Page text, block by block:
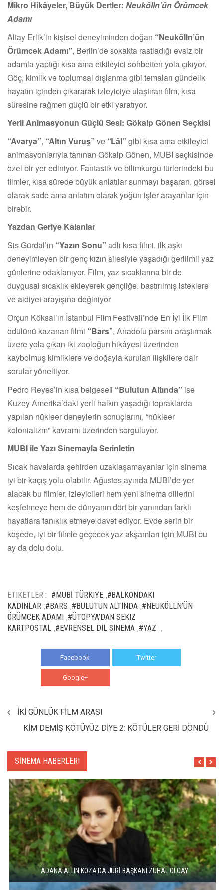
Mikro Hikâyeler, Büyük Dertler: Neukölln’ün Örümcek
Adamı
Altay Erlik’in kişisel deneyiminden doğan “Neukölln’ün
Örümcek Adamı”, Berlin’de sokakta rastladığı evsiz bir
adamla yaptığı kısa ama etkileyici sohbetten yola çıkıyor.
Göç, kimlik ve toplumsal dışlanma gibi temaları gündelik
hayatın içinden çıkararak izleyiciye ulaştıran film, kısa
süresine rağmen güçlü bir etki yaratıyor.
Yerli Animasyonun Güçlü Sesi: Gökalp Gönen Seçkisi
“Avarya”, “Altın Vuruş” ve “Lâl” gibi kısa ama etkileyici
animasyonlarıyla tanınan Gökalp Gönen, MUBI seçkisinde
özel bir yer ediniyor. Fantastik ve bilimkurgu türlerindeki bu
filmler, kısa sürede büyük anlatılar sunmayı başaran, görsel
olarak sade ama anlatım olarak yoğun işler arayanlar için
birebir.
Yazdan Geriye Kalanlar
Sis Gürdal’ın “Yazın Sonu” adlı kısa filmi, ilk aşkı
deneyimleyen bir genç kızın ailesiyle yaşadığı gerilimli yaz
günlerine odaklanıyor. Film, yaz sıcaklarına bir de
duygusal sıcaklık ekleyerek gençliğe, bastırılmış isteklere
ve aidiyet arayışına değiniyor.
Orçun Köksal’ın İstanbul Film Festivali’nde En İyi İlk Film
ödülünü kazanan filmi “Bars”, Anadolu parsını araştırmak
üzere yola çıkan iki zooloğun hikâyesi üzerinden
kaybolmuş kimliklere ve doğayla kurulan ilişkilere dair
sorular yöneltiyor.
Pedro Reyes’in kısa belgeseli “Bulutun Altında” ise
Kuzey Amerika’daki yerli halkın yaşadığı topraklarda
yapılan nükleer deneylerin sonuçlarını, “nükleer
kolonializm” kavramı üzerinden sorguluyor.
MUBI ile Yazı Sinemayla Serinletin
Sıcak havalarda şehirden uzaklaşamayanlar için sinema
iyi bir kaçış yolu olabilir. Ağustos ayında MUBI’de yer
alacak bu filmler, izleyicileri hem yeni sinema dillerini
keşfetmeye hem de dünyanın dört bir yanından farklı
hayatlara tanıklık etmeye davet ediyor. Evde serin bir
köşede, iyi bir filmle geçecek yaz akşamları için MUBI bu
ay da dolu dolu.
ETIKETLER : #MUBİ TÜRKIYE #BALKONDAKI
KADINLAR #BARS #BULUTUN ALTINDA #NEUKÖLLN’ÜN
ÖRÜMCEK ADAMI #ÜTOPYA’DAN SEKIZ
KARTPOSTAL #EVRENSEL DIL SINEMA #YAZ
Facebook Twitter
Google+
İKİ GÜNLÜK FİLM ARASI
KİM DEMİŞ KÖTÜYÜZ DİYE 2: KÖTÜLER GERİ DÖNDÜ
SİNEMA HABERLERI
ADANA ALTIN KOZA'DA JÜRİ BAŞKANI ZUHAL OLCAY